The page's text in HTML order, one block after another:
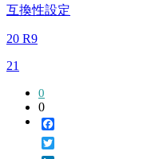
互換性設定
20 R9
21
0
0